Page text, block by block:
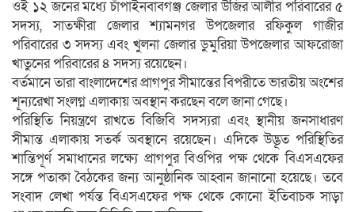
ওই ১২ জনের মধ্যে চাঁপাইনবাবগঞ্জ জেলার উজির আলীর পরিবারের ৫
সদস্য, সাতক্ষীরা জেলার শ্যামনগর উপজেলার রফিকুল গাজীর
পরিবারের ৩ সদস্য এবং খুলনা জেলার ডুমুরিয়া উপজেলার আফরোজা
খাতুনের পরিবারের ৪ সদস্য রয়েছেন।
বর্তমানে তারা বাংলাদেশের প্রাগপুর সীমান্তের বিপরীতে ভারতীয় অংশের
শূন্যরেখা সংলগ্ন এলাকায় অবস্থান করছেন বলে জানা গেছে।
পরিস্থিতি নিয়ন্ত্রণে রাখতে বিজিবি সদস্যরা এবং স্থানীয় জনসাধারণ
সীমান্ত এলাকায় সতর্ক অবস্থানে রয়েছেন। এদিকে উদ্ভূত পরিস্থিতির
শান্তিপূর্ণ সমাধানের লক্ষ্যে প্রাগপুর বিওপির পক্ষ থেকে বিএসএফের
সঙ্গে পতাকা বৈঠকের জন্য আনুষ্ঠানিক আহ্বান জানানো হয়েছে। তবে
সংবাদ লেখা পর্যন্ত বিএসএফের পক্ষ থেকে কোনো ইতিবাচক সাড়া